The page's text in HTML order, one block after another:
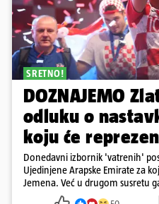
SRETNO!
DOZNAJEMO
odluku o
koju će
Donedavni izbornik 'vatrenih'
Ujedinjene Arapske Emirate za
Jemena. Već u drugom susretu